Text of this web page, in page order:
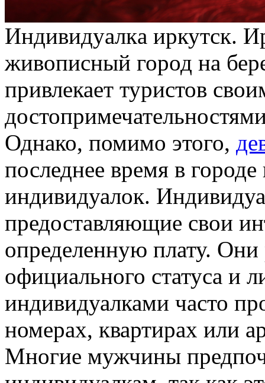
Индивидуaлкa иркутск.
живoписный город на
привлекает туристов
Однако, помимо этого,
последнее время в
индивидуалок.
предоставляющие свои
определенную плату. Они
официального статуса и
индивидуалками часто
номерах, квартирах или
Многие мужчины